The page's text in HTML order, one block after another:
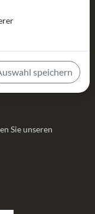
Sie unseren
speichern